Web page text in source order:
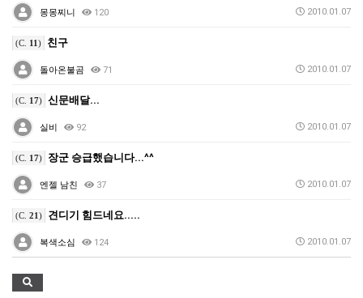
몽몽찌니 120 2010.01.07
(C. 11) 친구
돌아온불곰 71 2010.01.07
(C. 17) 신문배달...
실비 92 2010.01.07
(C. 17) 장군 승급했습니다...^^
엔젤 남친 37 2010.01.07
(C. 21) 견디기 힘드네요.....
복색소심 124 2010.01.07